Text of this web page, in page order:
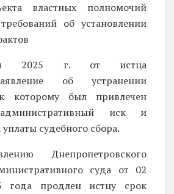
властных полномочий
об установлении
2025 г. от истца
об устранении
к которому был привлечен
иск и
уплаты судебного сбора.
Днепропетровского
суда от 02
года продлен истцу срок